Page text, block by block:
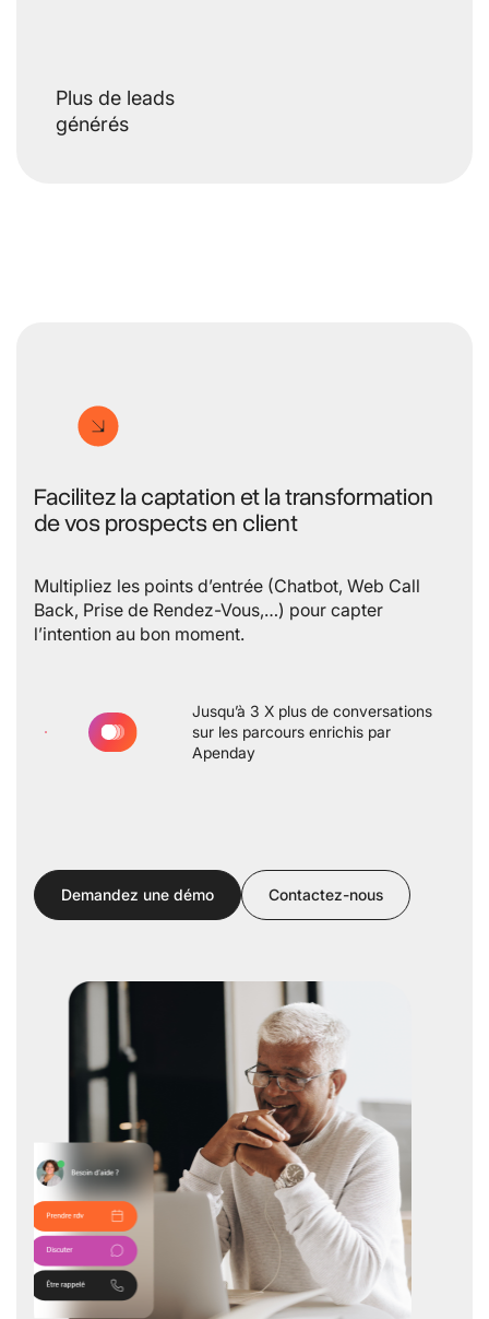
Plus de leads
générés
Facilitez la captation et la transformation
de vos prospects en client
Multipliez les points d’entrée (Chatbot, Web Call
Back, Prise de Rendez-Vous,…) pour capter
l’intention au bon moment.
Jusqu’à 3 X plus de conversations
sur les parcours enrichis par
Apenday
Demandez une démo Contactez-nous